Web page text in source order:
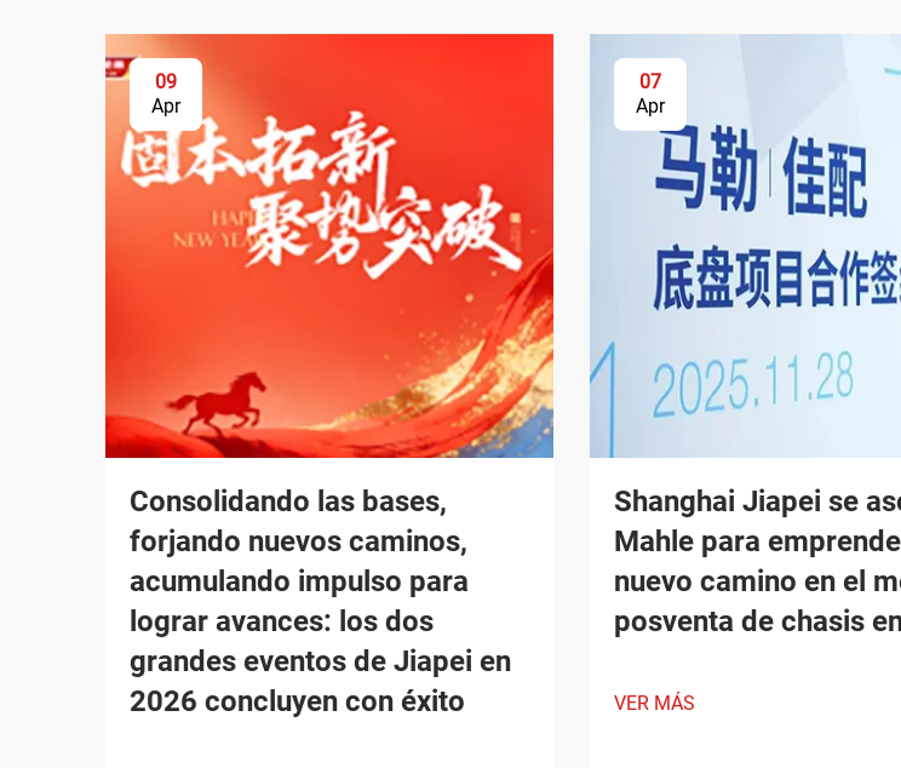
09
Apr
Consolidando las bases,
forjando nuevos caminos,
acumulando impulso para
lograr avances: los dos
grandes eventos de Jiapei en
2026 concluyen con éxito
07
Apr
Shanghai Jiapei se
Mahle para
nuevo camino en el
posventa de chasis
VER MÁS